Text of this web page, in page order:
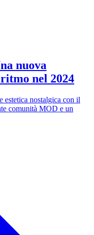
nuova
nel 2024
nostalgica con il
comunità MOD e un